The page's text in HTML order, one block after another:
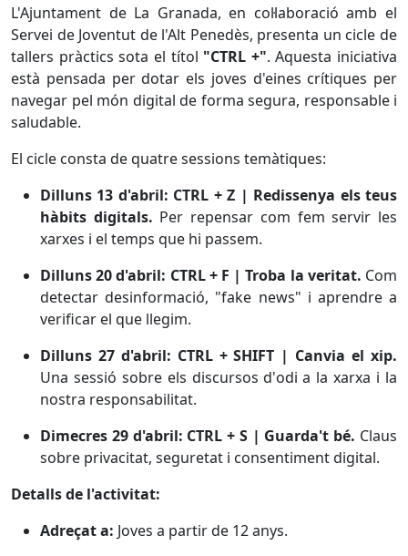
L'Ajuntament de La Granada, en col·laboració amb el
Servei de Joventut de l'Alt Penedès, presenta un cicle de
tallers pràctics sota el títol "CTRL +". Aquesta iniciativa
està pensada per dotar els joves d'eines crítiques per
navegar pel món digital de forma segura, responsable i
saludable.
El cicle consta de quatre sessions temàtiques:
Dilluns 13 d'abril: CTRL + Z | Redissenya els teus
hàbits digitals. Per repensar com fem servir les
xarxes i el temps que hi passem.
Dilluns 20 d'abril: CTRL + F | Troba la veritat. Com
detectar desinformació, "fake news" i aprendre a
verificar el que llegim.
Dilluns 27 d'abril: CTRL + SHIFT | Canvia el xip.
Una sessió sobre els discursos d'odi a la xarxa i la
nostra responsabilitat.
Dimecres 29 d'abril: CTRL + S | Guarda't bé. Claus
sobre privacitat, seguretat i consentiment digital.
Detalls de l'activitat:
Adreçat a: Joves a partir de 12 anys.